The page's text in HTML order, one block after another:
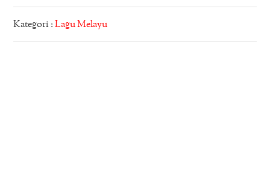
Kategori :Lagu Melayu